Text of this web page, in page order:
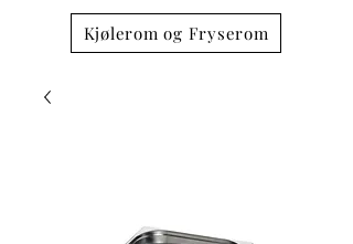
Kjølerom og Fryserom